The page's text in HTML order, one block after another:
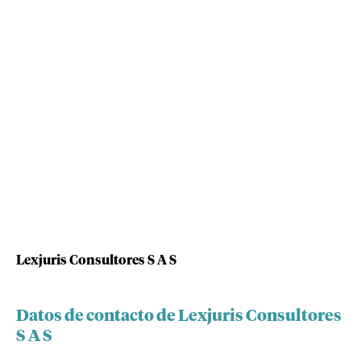
Lexjuris Consultores S A S
Datos de contacto de Lexjuris Consultores
S A S